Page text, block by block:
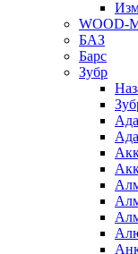
WOOD-
БАЗ
Барс
Зубр